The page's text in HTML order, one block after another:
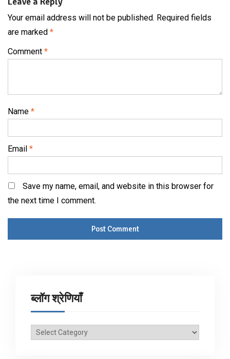
Your email address will not be published. Required fields
are marked *
Comment *
Name *
Email *
Save my name, email, and website in this browser for
the next time I comment.
ब्लॉग श्रेणियाँ
ब्लॉग